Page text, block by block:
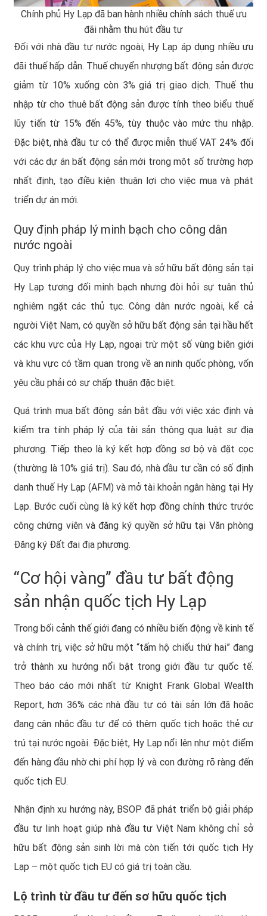
Chính phủ Hy Lạp đã ban hành nhiều chính sách thuế ưu
đãi nhằm thu hút đầu tư
Đối với nhà đầu tư nước ngoài, Hy Lạp áp dụng nhiều ưu
đãi thuế hấp dẫn. Thuế chuyển nhượng bất động sản được
giảm từ 10% xuống còn 3% giá trị giao dịch. Thuế thu
nhập từ cho thuê bất động sản được tính theo biểu thuế
lũy tiến từ 15% đến 45%, tùy thuộc vào mức thu nhập.
Đặc biệt, nhà đầu tư có thể được miễn thuế VAT 24% đối
với các dự án bất động sản mới trong một số trường hợp
nhất định, tạo điều kiện thuận lợi cho việc mua và phát
triển dự án mới.
Quy định pháp lý minh bạch cho công dân
nước ngoài
Quy trình pháp lý cho việc mua và sở hữu bất động sản tại
Hy Lạp tương đối minh bạch nhưng đòi hỏi sự tuân thủ
nghiêm ngặt các thủ tục. Công dân nước ngoài, kể cả
người Việt Nam, có quyền sở hữu bất động sản tại hầu hết
các khu vực của Hy Lạp, ngoại trừ một số vùng biên giới
và khu vực có tầm quan trọng về an ninh quốc phòng, vốn
yêu cầu phải có sự chấp thuận đặc biệt.
Quá trình mua bất động sản bắt đầu với việc xác định và
kiểm tra tính pháp lý của tài sản thông qua luật sư địa
phương. Tiếp theo là ký kết hợp đồng sơ bộ và đặt cọc
(thường là 10% giá trị). Sau đó, nhà đầu tư cần có số định
danh thuế Hy Lạp (AFM) và mở tài khoản ngân hàng tại Hy
Lạp. Bước cuối cùng là ký kết hợp đồng chính thức trước
công chứng viên và đăng ký quyền sở hữu tại Văn phòng
Đăng ký Đất đai địa phương.
“Cơ hội vàng” đầu tư bất động
sản nhận quốc tịch Hy Lạp
Trong bối cảnh thế giới đang có nhiều biến động về kinh tế
và chính trị, việc sở hữu một “tấm hộ chiếu thứ hai” đang
trở thành xu hướng nổi bật trong giới đầu tư quốc tế.
Theo báo cáo mới nhất từ Knight Frank Global Wealth
Report, hơn 36% các nhà đầu tư có tài sản lớn đã hoặc
đang cân nhắc đầu tư để có thêm quốc tịch hoặc thẻ cư
trú tại nước ngoài. Đặc biệt, Hy Lạp nổi lên như một điểm
đến hàng đầu nhờ chi phí hợp lý và con đường rõ ràng đến
quốc tịch EU.
Nhận định xu hướng này, BSOP đã phát triển bộ giải pháp
đầu tư linh hoạt giúp nhà đầu tư Việt Nam không chỉ sở
hữu bất động sản sinh lời mà còn tiến tới quốc tịch Hy
Lạp – một quốc tịch EU có giá trị toàn cầu.
Lộ trình từ đầu tư đến sơ hữu quốc tịch